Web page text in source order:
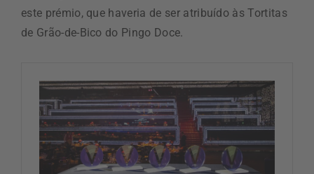
este prémio, que haveria de ser atribuído às Tortitas
de Grão-de-Bico do Pingo Doce.